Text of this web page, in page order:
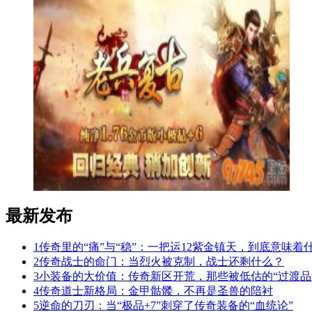
最新发布
1传奇里的“痛”与“稳”：一把运12紫金镇天，到底意味着
2传奇战士的命门：当烈火被克制，战士还剩什么？
3小装备的大价值：传奇新区开荒，那些被低估的“过渡品
4传奇道士新格局：金甲骷髅，不再是圣兽的陪衬
5逆命的刀刃：当“极品+7”刺穿了传奇装备的“血统论”